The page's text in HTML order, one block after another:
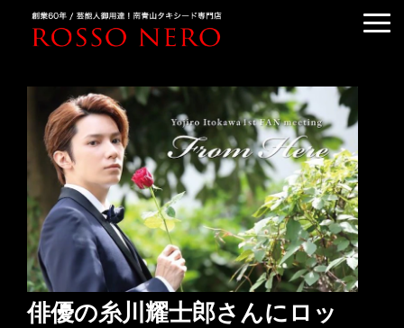
TUXEDO RENTAL
TUXEDO RANKING
KIMONO DRESS
CUSTOMER'S VOICE
COLUMN &BLOG
ABOUT US
ACCESS
俳優の糸川耀士郎さんにロッ